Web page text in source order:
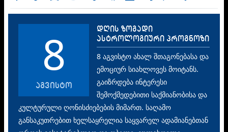
8
აგვისტო
დღის ზოგადი
ასტროლოგიური პროგნოზი
8 აგვისტო ახალ შთაგონებასა და
ემოციურ სიახლოვეს მოიტანს.
გაიზრდება ინტერესი
შემოქმედებითი საქმიანობისა და
კულტურული ღონისძიებების მიმართ. საღამო
განსაკუთრებით ხელსაყრელია საყვარელ ადამიანებთან